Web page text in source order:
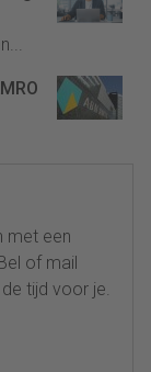
met een
of mail
tijd voor je.